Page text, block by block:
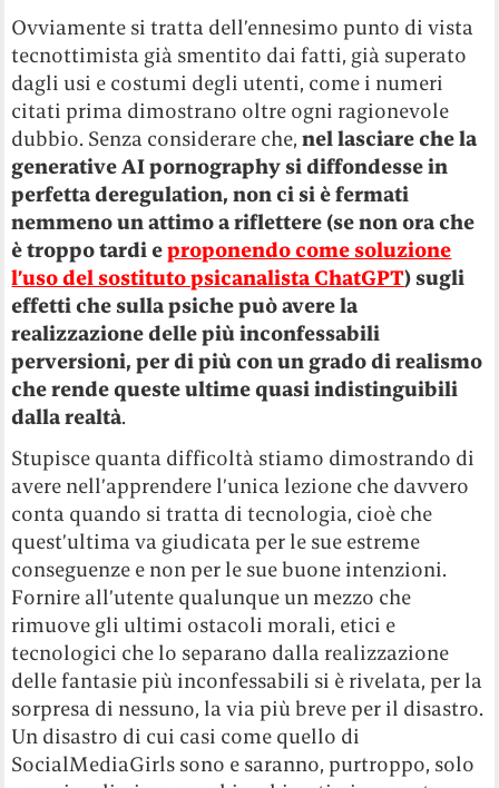
Ovviamente si tratta dell’ennesimo punto di vista
tecnottimista già smentito dai fatti, già superato
dagli usi e costumi degli utenti, come i numeri
citati prima dimostrano oltre ogni ragionevole
dubbio. Senza considerare che,nel lasciare che la
generative AI pornography si diffondesse in
perfetta deregulation, non ci si è fermati
nemmeno un attimo a riflettere (se non ora che
è troppo tardi eproponendo come soluzione
l’uso del sostituto psicanalista ChatGPT) sugli
effetti che sulla psiche può avere la
realizzazione delle più inconfessabili
perversioni, per di più con un grado di realismo
che rende queste ultime quasi indistinguibili
dalla realtà.
Stupisce quanta difficoltà stiamo dimostrando di
avere nell’apprendere l’unica lezione che davvero
conta quando si tratta di tecnologia, cioè che
quest’ultima va giudicata per le sue estreme
conseguenze e non per le sue buone intenzioni.
Fornire all’utente qualunque un mezzo che
rimuove gli ultimi ostacoli morali, etici e
tecnologici che lo separano dalla realizzazione
delle fantasie più inconfessabili si è rivelata, per la
sorpresa di nessuno, la via più breve per il disastro.
Un disastro di cui casi come quello di
SocialMediaGirls sono e saranno, purtroppo, solo